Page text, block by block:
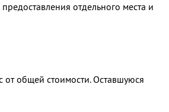
отдельного места и
общей стоимости. Оставшуюся